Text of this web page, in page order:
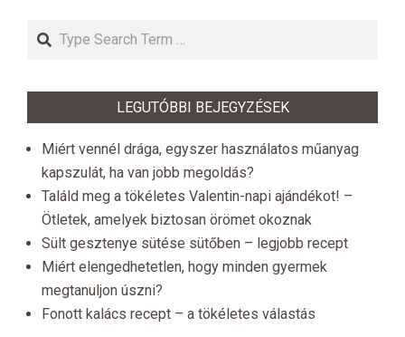
Search
LEGUTÓBBI BEJEGYZÉSEK
Miért vennél drága, egyszer használatos műanyag
kapszulát, ha van jobb megoldás?
Találd meg a tökéletes Valentin-napi ajándékot! –
Ötletek, amelyek biztosan örömet okoznak
Sült gesztenye sütése sütőben – legjobb recept
Miért elengedhetetlen, hogy minden gyermek
megtanuljon úszni?
Fonott kalács recept – a tökéletes válastás